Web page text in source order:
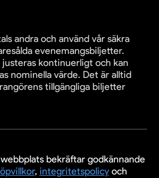
andra och använd vår säkra
evenemangsbiljetter.
kontinuerligt och kan
nominella värde. Det är alltid
tillgängliga biljetter
bekräftar godkännande
, integritetspolicyoch